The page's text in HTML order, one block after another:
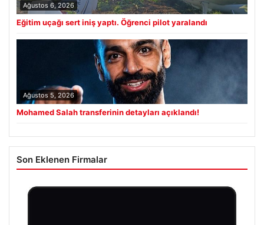
Ağustos 6, 2026
Eğitim uçağı sert iniş yaptı. Öğrenci pilot yaralandı
Ağustos 5, 2026
Mohamed Salah transferinin detayları açıklandı!
Son Eklenen Firmalar